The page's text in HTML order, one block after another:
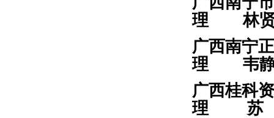
理 林
广西南
理 韦
广西桂科
理